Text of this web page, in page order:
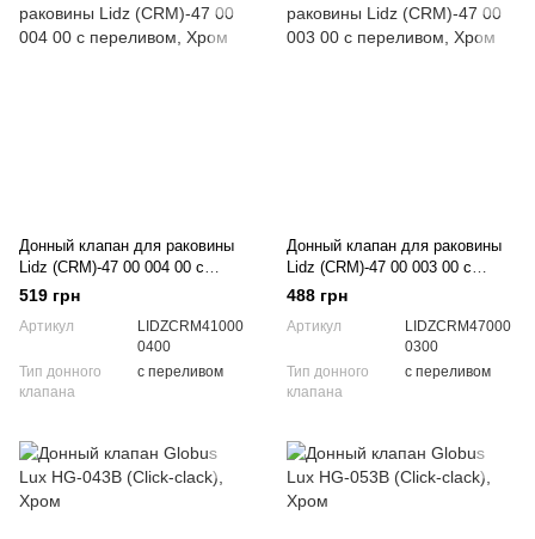
Донный клапан для раковины
Lidz (CRM)-47 00 004 00 с
переливом
519 грн
Артикул
LIDZCRM41000
0400
Тип донного
клапана
с переливом
Донный клапан для раковины
Lidz (CRM)-47 00 003 00 с
переливом
488 грн
Артикул
LIDZCRM47000
0300
Тип донного
клапана
с переливом